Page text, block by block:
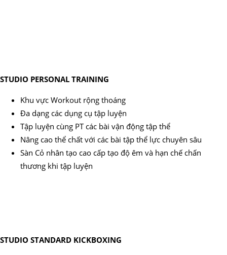
STUDIO PERSONAL TRAINING
Khu vực Workout rộng thoáng
Đa dạng các dụng cụ tập luyện
Tập luyện cùng PT các bài vận động tập thể
Nâng cao thể chất với các bài tập thể lực chuyên sâu
Sàn Cỏ nhân tạo cao cấp tạo độ êm và hạn chế chấn
thương khi tập luyện
STUDIO STANDARD KICKBOXING